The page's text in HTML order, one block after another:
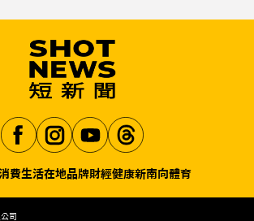
Aa
費生活在地品牌財經健康新南向體育
司